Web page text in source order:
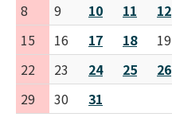
8
9 10 11 12
15
16 17 18 19
22
23 24 25 26
29
30 31